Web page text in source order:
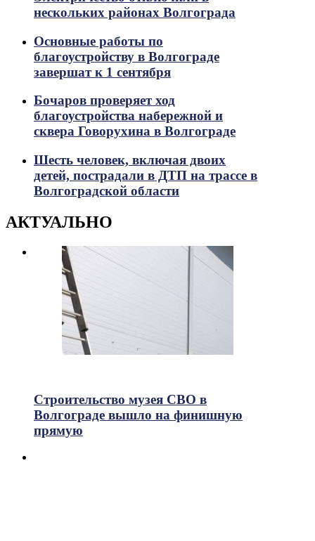
нескольких районах Волгограда
Основные работы по
благоустройству в Волгограде
завершат к 1 сентября
Бочаров проверяет ход
благоустройства набережной и
сквера Говорухина в Волгограде
Шесть человек, включая двоих
детей, пострадали в ДТП на трассе в
Волгоградской области
АКТУАЛЬНО
Строительство музея СВО в
Волгограде вышло на финишную
прямую